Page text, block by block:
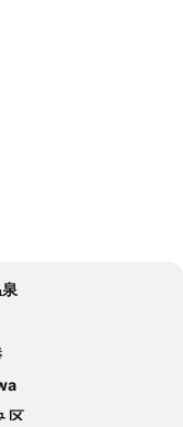
区